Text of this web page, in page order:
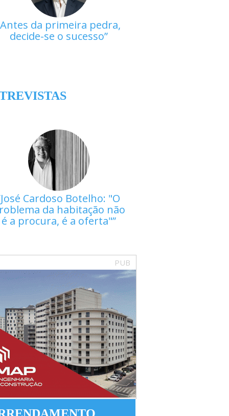
Antes da primeira pedra,
decide-se o sucesso
José Cardoso Botelho: "O
da habitação não
é a procura, é a oferta"
PUB